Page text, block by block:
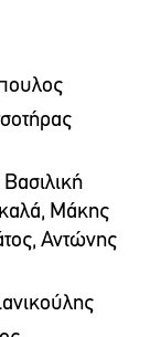
Μάκης
Αντώνης